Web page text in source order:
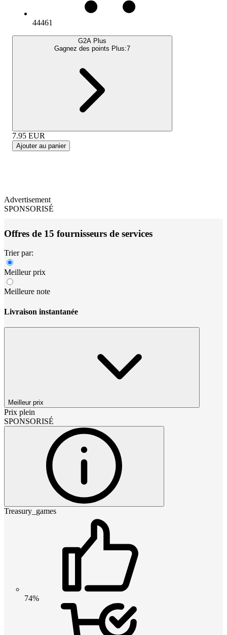
44461
G2A Plus
Gagnez des points Plus:7
7.95 EUR
Ajouter au panier
Advertisement
SPONSORISÉ
Offres de 15 fournisseurs de services
Trier par:
Meilleur prix
Meilleure note
Livraison instantanée
Meilleur prix
Prix plein
SPONSORISÉ
Treasury_games
74%